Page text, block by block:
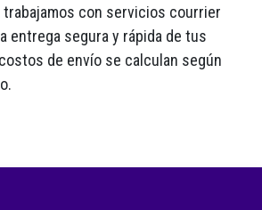
con servicios courrier
entrega segura y rápida de tus
de envío se calculan según